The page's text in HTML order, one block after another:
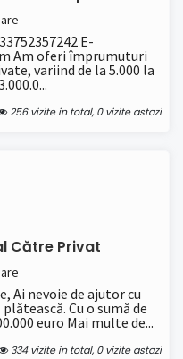
E-
Am oferi împrumuturi
variind de la 5.000 la
256 vizite in total, 0 vizite astazi
Către Privat
Ai nevoie de ajutor cu
Cu o sumă de
euro Mai multe de...
334 vizite in total, 0 vizite astazi